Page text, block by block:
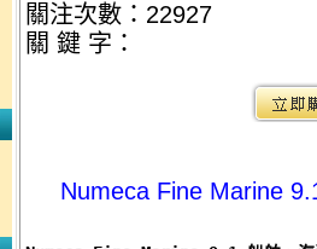
關注次數： 22927
關 鍵 字：
Numeca Fine Marine